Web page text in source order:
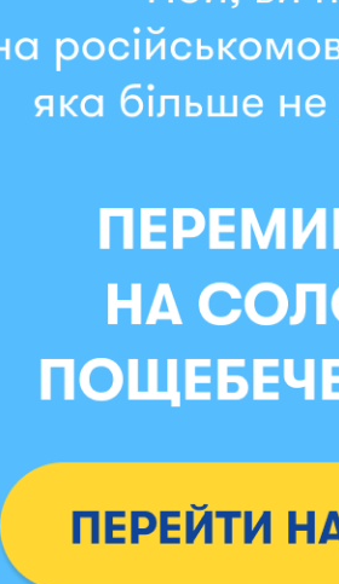
в клетку «Гав! Корги» синий